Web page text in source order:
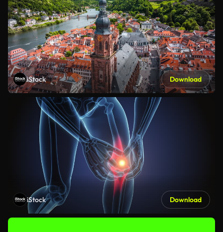
iStock Download
iStock Download